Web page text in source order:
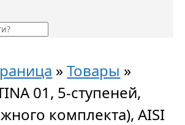
»Товары »
01, 5-ступеней,
комплекта), AISI